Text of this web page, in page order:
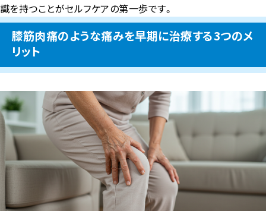
識を持つことがセルフケアの第一歩です。
膝筋肉痛のような痛みを早期に治療する3つのメ
リット